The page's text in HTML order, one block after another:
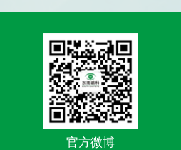
官方微博